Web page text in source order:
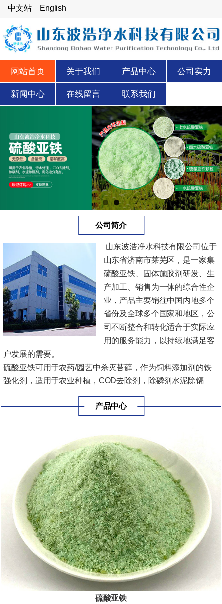
中文站 English
网站首页 关于我们 产品中心 公司实力
新闻中心 在线留言 联系我们
公司简介
山东波浩净水科技有限公司位于
山东省济南市莱芜区，是一家集
硫酸亚铁、固体施胶剂研发、生
产加工、销售为一体的综合性企
业，产品主要销往中国内地多个
省份及全球多个国家和地区，公
司不断整合和转化适合于实际应
用的服务能力，以持续地满足客
户发展的需要。
硫酸亚铁可用于农药/园艺中杀灭苔藓，作为饲料添加剂的铁
强化剂，适用于农业种植，COD去除剂，除磷剂水泥除镉
进行采购。
公司坚持“以人为本、服务至上”，以创新精神、奉献精神为前
[查看详情]
产品中心
硫酸亚铁